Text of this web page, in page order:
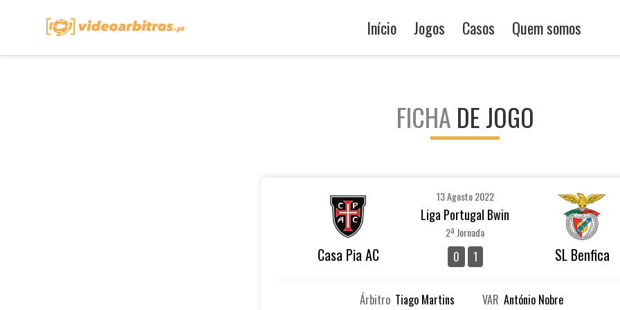
Início Jogos Casos Quem somos
FICHA DE JOGO
Casa Pia AC
13 Agosto 2022
Liga Portugal Bwin
2ª Jornada
0 1 SL Benfica
Árbitro Tiago Martins VAR António Nobre